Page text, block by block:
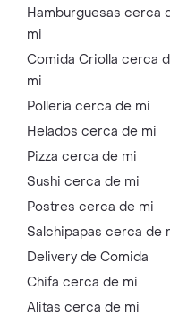
Hamburguesas cerca
mi
Comida Criolla cerca
mi
Pollería cerca de mi
Helados cerca de mi
Pizza cerca de mi
Sushi cerca de mi
Postres cerca de mi
Salchipapas cerca de
Delivery de Comida
Chifa cerca de mi
Alitas cerca de mi